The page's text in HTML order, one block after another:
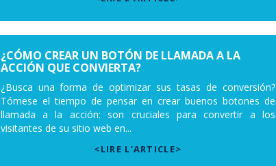
¿CÓMO CREAR UN BOTÓN DE LLAMADA A LA
ACCIÓN QUE CONVIERTA?
¿Busca una forma de optimizar sus tasas de conversión?
Tómese el tiempo de pensar en crear buenos botones de
llamada a la acción: son cruciales para convertir a los
visitantes de su sitio web en...
<LIRE L’ARTICLE>